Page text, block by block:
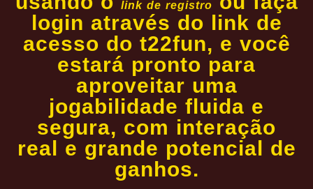
link de registro
login através do link de
acesso do t22fun, e você
estará pronto para
aproveitar uma
jogabilidade fluida e
segura, com interação
real e grande potencial de
ganhos.